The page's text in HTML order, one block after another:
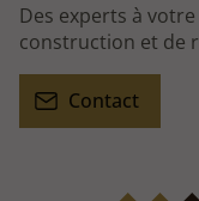
Des experts à
construction et de
Contact